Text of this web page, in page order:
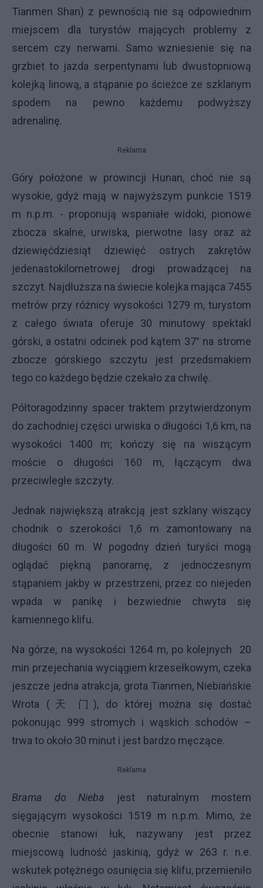
Tianmen Shan) z pewnością nie są odpowiednim
miejscem dla turystów mających problemy z
sercem czy nerwami. Samo wzniesienie się na
grzbiet to jazda serpentynami lub dwustopniową
kolejką linową, a stąpanie po ścieżce ze szklanym
spodem na pewno każdemu podwyższy
adrenalinę.
Reklama
Góry położone w prowincji Hunan, choć nie są
wysokie, gdyż mają w najwyższym punkcie 1519
m n.p.m. - proponują wspaniałe widoki, pionowe
zbocza skalne, urwiska, pierwotne lasy oraz aż
dziewięćdziesiąt dziewięć ostrych zakrętów
jedenastokilometrowej drogi prowadzącej na
szczyt. Najdłuższa na świecie kolejka mająca 7455
metrów przy różnicy wysokości 1279 m, turystom
z całego świata oferuje 30 minutowy spektakl
górski, a ostatni odcinek pod kątem 37° na strome
zbocze górskiego szczytu jest przedsmakiem
tego co każdego będzie czekało za chwilę.
Półtoragodzinny spacer traktem przytwierdzonym
do zachodniej części urwiska o długości 1,6 km, na
wysokości 1400 m; kończy się na wiszącym
moście o długości 160 m, łączącym dwa
przeciwległe szczyty.
Jednak największą atrakcją jest szklany wiszący
chodnik o szerokości 1,6 m zamontowany na
długości 60 m. W pogodny dzień turyści mogą
oglądać piękną panoramę, z jednoczesnym
stąpaniem jakby w przestrzeni, przez co niejeden
wpada w panikę i bezwiednie chwyta się
kamiennego klifu.
Na górze, na wysokości 1264 m, po kolejnych 20
min przejechania wyciągiem krzesełkowym, czeka
jeszcze jedna atrakcja, grota Tianmen, Niebiańskie
Wrota (天 门), do której można się dostać
pokonując 999 stromych i wąskich schodów –
trwa to około 30 minut i jest bardzo męczące.
Reklama
Brama do Nieba jest naturalnym mostem
sięgającym wysokości 1519 m n.p.m. Mimo, że
obecnie stanowi łuk, nazywany jest przez
miejscową ludność jaskinią, gdyż w 263 r. n.e.
wskutek potężnego osunięcia się klifu, przemieniło